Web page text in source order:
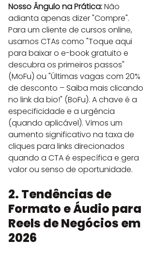
Nosso Ângulo na Prática: Não
adianta apenas dizer "Compre".
Para um cliente de cursos online,
usamos CTAs como "Toque aqui
para baixar o e-book gratuito e
descubra os primeiros passos"
(MoFu) ou "Últimas vagas com 20%
de desconto – Saiba mais clicando
no link da bio!" (BoFu). A chave é a
especificidade e a urgência
(quando aplicável). Vimos um
aumento significativo na taxa de
cliques para links direcionados
quando a CTA é específica e gera
valor ou senso de oportunidade.
2. Tendências de
Formato e Áudio para
Reels de Negócios em
2026